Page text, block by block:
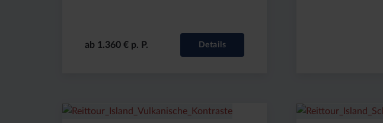
ab 1.360 € p. P. Details
Preis
Dauer:
Reiseziel
Preis
Dauer:
Reiseziel